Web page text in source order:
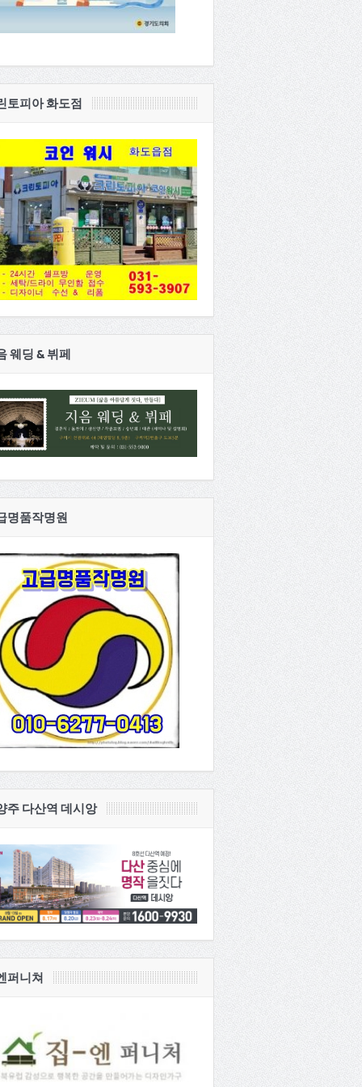
토피아 화도점
웨딩 & 뷔페
명품작명원
주 다산역 데시앙
퍼니쳐